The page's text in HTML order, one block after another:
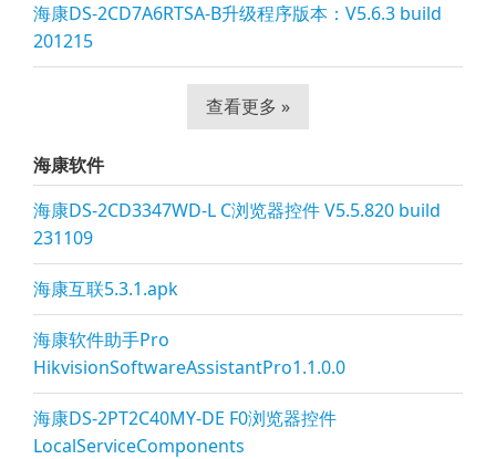
海康DS-2CD7A6RTSA-B升级程序版本：V5.6.3 build
201215
查看更多 »
海康软件
海康DS-2CD3347WD-L C浏览器控件 V5.5.820 build
231109
海康互联5.3.1.apk
海康软件助手Pro
HikvisionSoftwareAssistantPro1.1.0.0
海康DS-2PT2C40MY-DE F0浏览器控件
LocalServiceComponents